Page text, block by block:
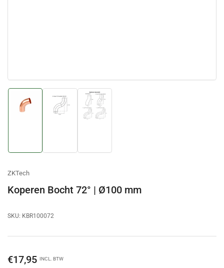
galerijweergavegalerijweergavegalerijweergave
ZKTech
Koperen Bocht 72° | Ø100 mm
SKU: KBR100072
Normale
€17,95 INCL. BTW